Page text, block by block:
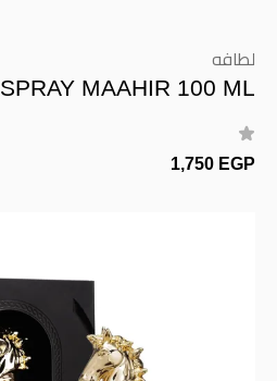
لطافه
SPRAY MAAHIR 100 ML
1,750 EGP